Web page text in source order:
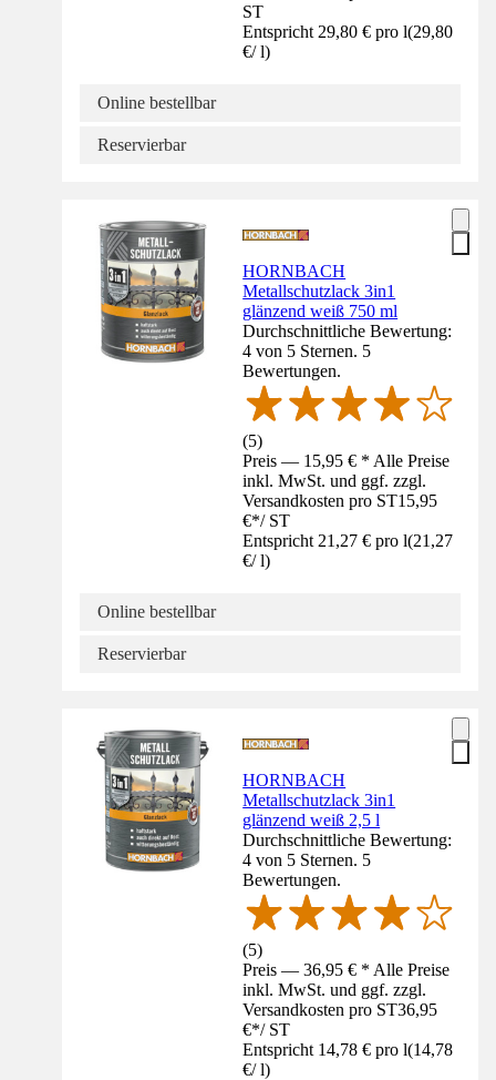
ST
Entspricht 29,80 € pro l(29,80
€/ l)
Online bestellbar
Reservierbar
HORNBACH
Metallschutzlack 3in1
glänzend weiß 750 ml
Durchschnittliche Bewertung:
4 von 5 Sternen. 5
Bewertungen.
(5)
Preis — 15,95 € * Alle Preise
inkl. MwSt. und ggf. zzgl.
Versandkosten pro ST15,95
€*/ ST
Entspricht 21,27 € pro l(21,27
€/ l)
Online bestellbar
Reservierbar
HORNBACH
Metallschutzlack 3in1
glänzend weiß 2,5 l
Durchschnittliche Bewertung:
4 von 5 Sternen. 5
Bewertungen.
(5)
Preis — 36,95 € * Alle Preise
inkl. MwSt. und ggf. zzgl.
Versandkosten pro ST36,95
€*/ ST
Entspricht 14,78 € pro l(14,78
€/ l)